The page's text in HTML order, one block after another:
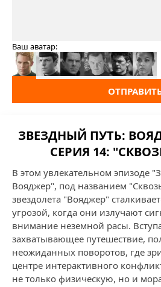
Ваш аватар:
ЗВЕЗДНЫЙ ПУТЬ:
СЕРИЯ 14:
В этом увлекательном эпизоде
Вояджер", под названием
звездолета "Вояджер"
угрозой, когда они излучают
внимание неземной расы.
захватывающее путешествие,
неожиданных поворотов, где
центре интерактивного
не только физическую, но и